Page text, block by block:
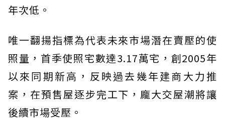
年次低。
唯一翻揚指標為代表未來市場潛在賣壓的使
照量，首季使照宅數達3.17萬宅，創2005年
以來同期新高，反映過去幾年建商大力推
案，在預售屋逐步完工下，龐大交屋潮將讓
後續市場受壓。